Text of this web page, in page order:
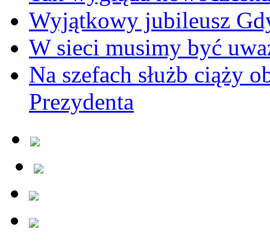
Wyjątkowy jubileusz
W sieci musimy być
Na szefach służb ciąży
Prezydenta